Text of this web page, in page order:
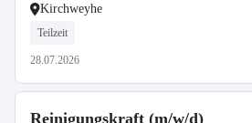
Kirchweyhe
Teilzeit
28.07.2026
Reinigungskraft (m/w/d)